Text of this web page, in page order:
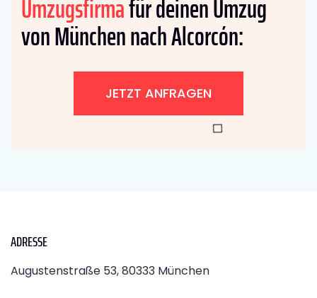
Umzugsfirmafür deinen Umzug
von München nach Alcorcón:
JETZT ANFRAGEN
ADRESSE
Augustenstraße 53, 80333 München